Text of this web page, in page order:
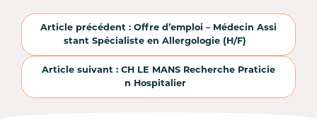
Article précédent : Offre d’emploi – Médecin Assi
stant Spécialiste en Allergologie (H/F)
Article suivant : CH LE MANS Recherche Praticie
n Hospitalier